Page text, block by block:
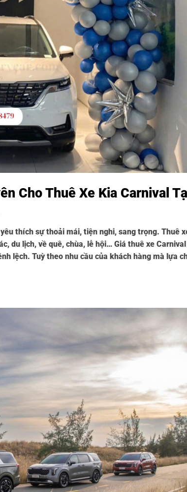
Cho Thuê Xe Kia Carnival
thích sự thoải mái, tiện nghi, sang trọng. Thuê
du lịch, về quê, chùa, lễ hội… Giá thuê xe
lệch. Tuỳ theo nhu cầu của khách hàng mà lựa